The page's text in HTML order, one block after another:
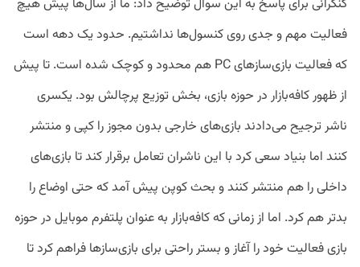
کنگرانی برای پاسخ به این سوال توضیح داد: ما از سال‌ها پیش هیچ
فعالیت مهم و جدی روی کنسول‌ها نداشتیم. حدود یک دهه‌ است
که فعالیت بازی‌ساز‌های PC هم محدود و کوچک شده است. تا پیش
از ظهور کافه‌بازار در حوزه بازی‌، بخش توزیع پرچالش بود. یکسری
ناشر ترجیح می‌دادند بازی‌های خارجی بدون مجوز را کپی و منتشر
کنند اما بنیاد سعی کرد با این ناشران تعامل برقرار کند تا بازی‌های
داخلی را هم منتشر کنند و بحث کوپن پیش آمد که حتی اوضاع را
بدتر هم کرد. اما از زمانی که کافه‌بازار به‌ عنوان پلتفرم موبایل در حوزه
بازی فعالیت خود را آغاز و بستر راحتی برای بازی‌سازها فراهم کرد تا